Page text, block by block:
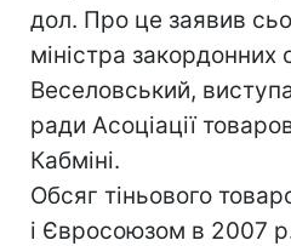
дол. Про це заявив
міністра закордонних
Веселовський,
ради Асоціації
Кабміні.
Обсяг тіньового
і Євросоюзом в 2007